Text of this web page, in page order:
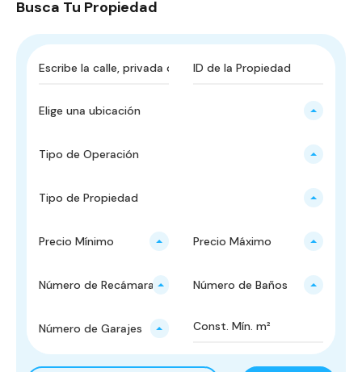
Busca Tu Propiedad
Elige una ubicación
Tipo de Operación
Tipo de Propiedad
Precio Mínimo Precio Máximo
Número de Recámaras Número de Baños
Número de Garajes